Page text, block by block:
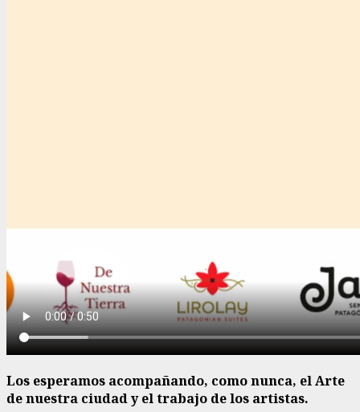
Los esperamos acompañando, como nunca, el Arte
de nuestra ciudad y el trabajo de los artistas.